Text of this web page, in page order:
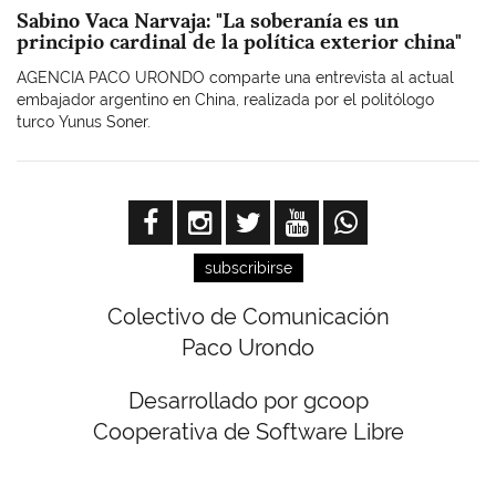
Sabino Vaca Narvaja: "La soberanía es un
principio cardinal de la política exterior china"
AGENCIA PACO URONDO comparte una entrevista al actual
embajador argentino en China, realizada por el politólogo
turco Yunus Soner.
subscribirse
Colectivo de Comunicación
Paco Urondo
Desarrollado por gcoop
Cooperativa de Software Libre